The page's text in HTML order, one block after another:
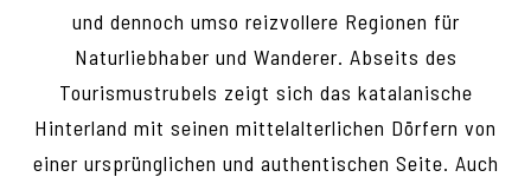
und dennoch umso reizvollere Regionen für
Naturliebhaber und Wanderer. Abseits des
Tourismustrubels zeigt sich das katalanische
Hinterland mit seinen mittelalterlichen Dörfern von
einer ursprünglichen und authentischen Seite. Auch